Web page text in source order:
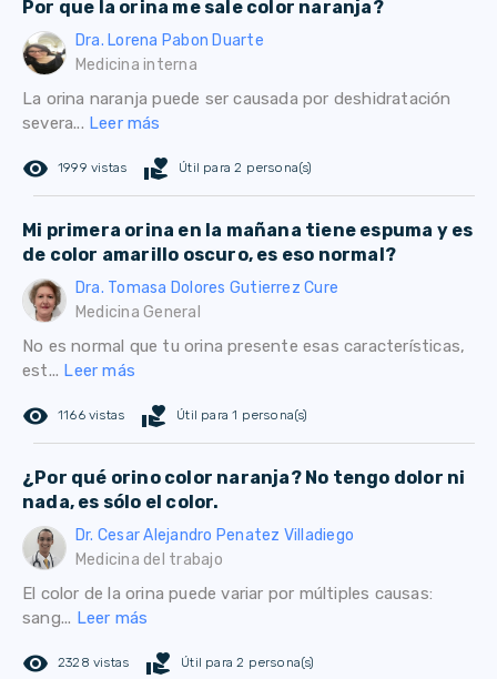
Por que la orina me sale color naranja?
Dra. Lorena Pabon Duarte
Medicina interna
La orina naranja puede ser causada por deshidratación
severa... Leer más
remove_red_eye 1999 vistas volunteer_activism Útil para 2 persona(s)
Mi primera orina en la mañana tiene espuma y es
de color amarillo oscuro, es eso normal?
Dra. Tomasa Dolores Gutierrez Cure
Medicina General
No es normal que tu orina presente esas características,
est... Leer más
remove_red_eye 1166 vistas volunteer_activism Útil para 1 persona(s)
¿Por qué orino color naranja? No tengo dolor ni
nada, es sólo el color.
Dr. Cesar Alejandro Penatez Villadiego
Medicina del trabajo
El color de la orina puede variar por múltiples causas:
sang... Leer más
remove_red_eye 2328 vistas volunteer_activism Útil para 2 persona(s)